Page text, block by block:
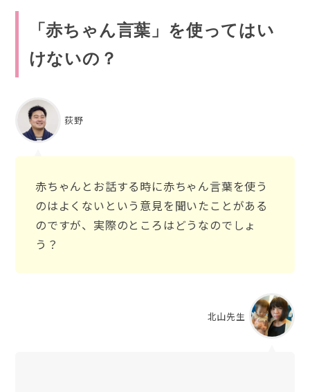
「赤ちゃん言葉」を使ってはい
けないの？
荻野
赤ちゃんとお話する時に赤ちゃん言葉を使う
のはよくないという意見を聞いたことがある
のですが、実際のところはどうなのでしょ
う？
北山先生